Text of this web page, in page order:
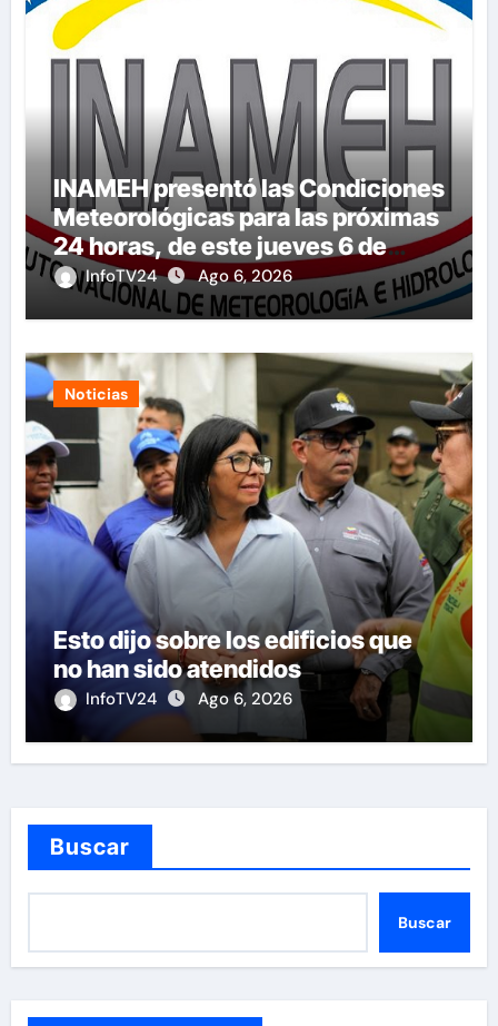
INAMEH presentó las Condiciones
Meteorológicas para las próximas
24 horas, de este jueves 6 de
agosto 2026
InfoTV24 Ago 6, 2026
Noticias
Esto dijo sobre los edificios que
no han sido atendidos
InfoTV24 Ago 6, 2026
Buscar
Buscar